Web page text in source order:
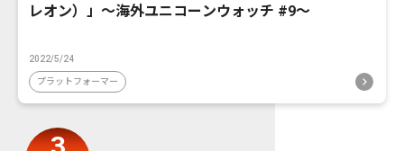
レオン）」〜海外ユニコーンウォッチ #9〜
2022/5/24
プラットフォーマー